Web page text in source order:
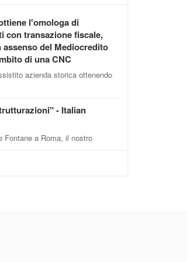
l'omologa di
con transazione fiscale,
del Mediocredito
di una CNC
azienda storica ottenendo
- Italian
Fontane a Roma, il nostro